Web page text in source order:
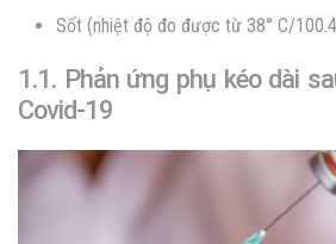
Sốt (nhiệt độ đo được từ 38° C/
1.1. Phản ứng phụ kéo dài
Covid-19